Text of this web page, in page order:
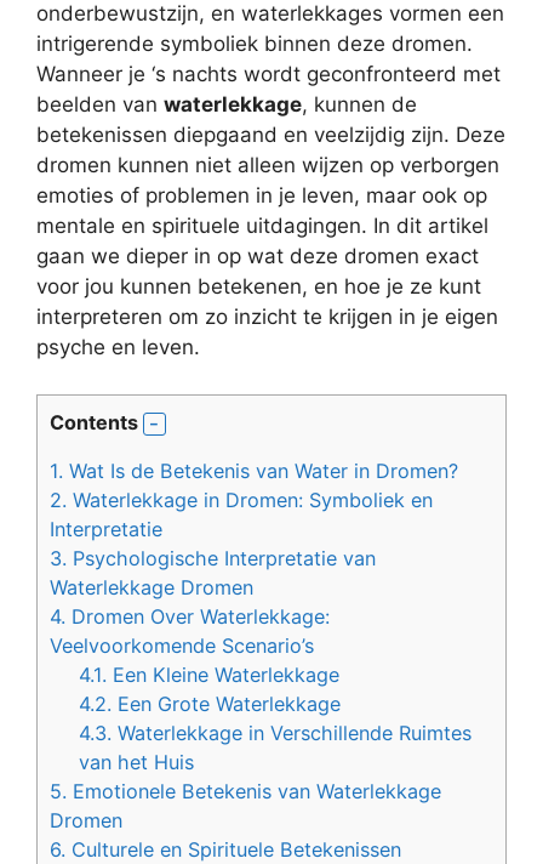
onderbewustzijn, en waterlekkages vormen een
intrigerende symboliek binnen deze dromen.
Wanneer je ‘s nachts wordt geconfronteerd met
beelden van waterlekkage, kunnen de
betekenissen diepgaand en veelzijdig zijn. Deze
dromen kunnen niet alleen wijzen op verborgen
emoties of problemen in je leven, maar ook op
mentale en spirituele uitdagingen. In dit artikel
gaan we dieper in op wat deze dromen exact
voor jou kunnen betekenen, en hoe je ze kunt
interpreteren om zo inzicht te krijgen in je eigen
psyche en leven.
Contents
1. Wat Is de Betekenis van Water in Dromen?
2. Waterlekkage in Dromen: Symboliek en
Interpretatie
3. Psychologische Interpretatie van
Waterlekkage Dromen
4. Dromen Over Waterlekkage:
Veelvoorkomende Scenario’s
4.1. Een Kleine Waterlekkage
4.2. Een Grote Waterlekkage
4.3. Waterlekkage in Verschillende Ruimtes
van het Huis
5. Emotionele Betekenis van Waterlekkage
Dromen
6. Culturele en Spirituele Betekenissen